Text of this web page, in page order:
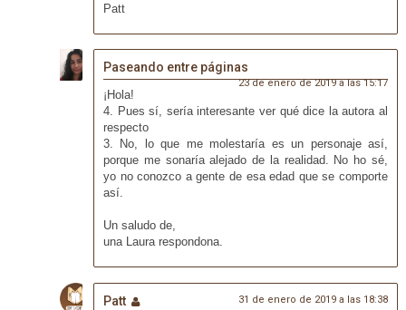
Patt
Paseando entre páginas
23 de enero de 2019 a las 15:17
¡Hola!
4. Pues sí, sería interesante ver qué dice la autora al
respecto
3. No, lo que me molestaría es un personaje así,
porque me sonaría alejado de la realidad. No ho sé,
yo no conozco a gente de esa edad que se comporte
así.
Un saludo de,
una Laura respondona.
Patt 31 de enero de 2019 a las 18:38